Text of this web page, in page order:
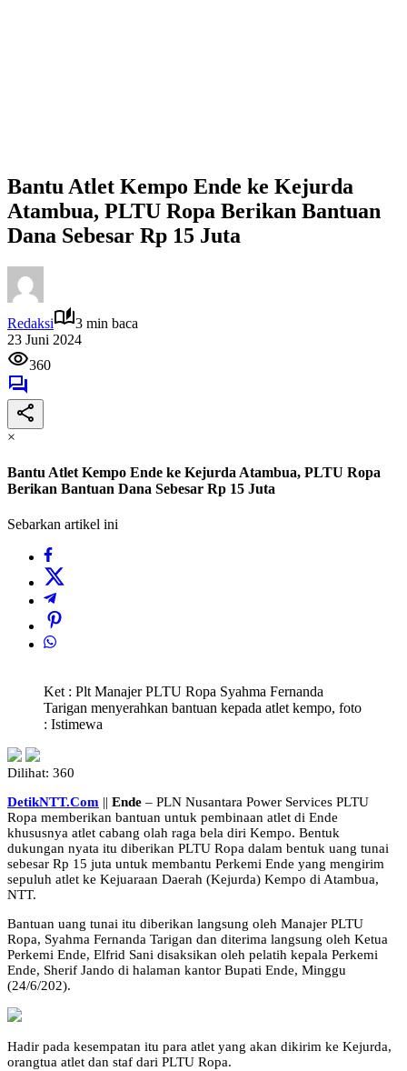
Bantu Atlet Kempo Ende ke Kejurda
Atambua, PLTU Ropa Berikan Bantuan
Dana Sebesar Rp 15 Juta
Redaksi
3 min baca
23 Juni 2024
360
×
Bantu Atlet Kempo Ende ke Kejurda Atambua, PLTU Ropa
Berikan Bantuan Dana Sebesar Rp 15 Juta
Sebarkan artikel ini
Ket : Plt Manajer PLTU Ropa Syahma Fernanda
Tarigan menyerahkan bantuan kepada atlet kempo, foto
: Istimewa
Dilihat: 360
DetikNTT.Com || Ende – PLN Nusantara Power Services PLTU
Ropa memberikan bantuan untuk pembinaan atlet di Ende
khususnya atlet cabang olah raga bela diri Kempo. Bentuk
dukungan nyata itu diberikan PLTU Ropa dalam bentuk uang tunai
sebesar Rp 15 juta untuk membantu Perkemi Ende yang mengirim
sepuluh atlet ke Kejuaraan Daerah (Kejurda) Kempo di Atambua,
NTT.
Bantuan uang tunai itu diberikan langsung oleh Manajer PLTU
Ropa, Syahma Fernanda Tarigan dan diterima langsung oleh Ketua
Perkemi Ende, Elfrid Sani disaksikan oleh pelatih kepala Perkemi
Ende, Sherif Jando di halaman kantor Bupati Ende, Minggu
(24/6/202).
Hadir pada kesempatan itu para atlet yang akan dikirim ke Kejurda,
orangtua atlet dan staf dari PLTU Ropa.